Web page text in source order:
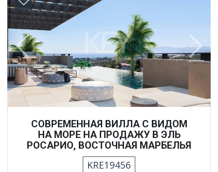
Previous Next
СОВРЕМЕННАЯ ВИЛЛА С ВИДОМ
НА МОРЕ НА ПРОДАЖУ В ЭЛЬ
РОСАРИО, ВОСТОЧНАЯ МАРБЕЛЬЯ
KRE19456